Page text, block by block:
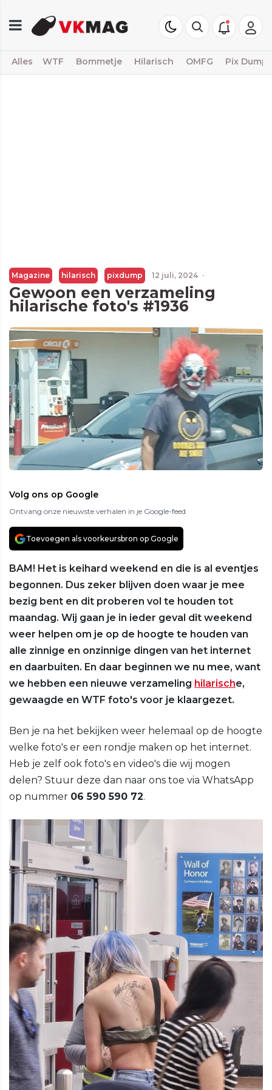
Alles WTF Bommetje Hilarisch OMFG Pix Dump
Magazine hilarisch pixdump 12 juli, 2024 ·
Gewoon een verzameling
hilarische foto's #1936
Volg ons op Google
Ontvang onze nieuwste verhalen in je Google-feed
Toevoegen als voorkeursbron op Google
BAM! Het is keihard weekend en die is al eventjes
begonnen. Dus zeker blijven doen waar je mee
bezig bent en dit proberen vol te houden tot
maandag. Wij gaan je in ieder geval dit weekend
weer helpen om je op de hoogte te houden van
alle zinnige en onzinnige dingen van het internet
en daarbuiten. En daar beginnen we nu mee, want
we hebben een nieuwe verzameling hilarische,
gewaagde en WTF foto's voor je klaargezet.
Ben je na het bekijken weer helemaal op de hoogte
welke foto's er een rondje maken op het internet.
Heb je zelf ook foto's en video's die wij mogen
delen? Stuur deze dan naar ons toe via WhatsApp
op nummer 06 590 590 72.